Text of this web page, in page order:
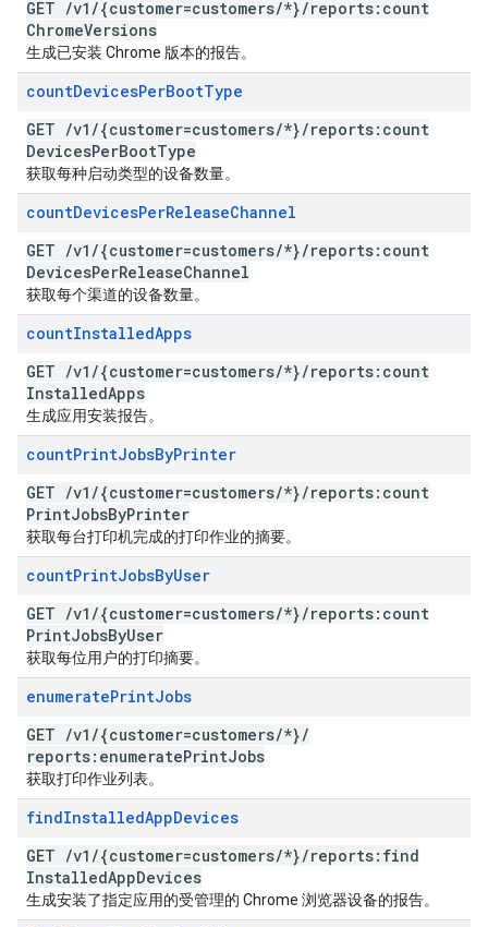
GET /v1 /{customer=customers/*}/reports:count
ChromeVersions
生成已安装 Chrome 版本的报告。
countDevicesPerBootType
GET /v1 /{customer=customers/*}/reports:count
DevicesPerBootType
获取每种启动类型的设备数量。
countDevicesPerReleaseChannel
GET /v1 /{customer=customers/*}/reports:count
DevicesPerReleaseChannel
获取每个渠道的设备数量。
countInstalledApps
GET /v1 /{customer=customers/*}/reports:count
InstalledApps
生成应用安装报告。
countPrintJobsByPrinter
GET /v1 /{customer=customers/*}/reports:count
PrintJobsByPrinter
获取每台打印机完成的打印作业的摘要。
countPrintJobsByUser
GET /v1 /{customer=customers/*}/reports:count
PrintJobsByUser
获取每位用户的打印摘要。
enumeratePrintJobs
GET /v1 /{customer=customers/*}/
reports:enumeratePrintJobs
获取打印作业列表。
findInstalledAppDevices
GET /v1 /{customer=customers/*}/reports:find
InstalledAppDevices
生成安装了指定应用的受管理的 Chrome 浏览器设备的报告。